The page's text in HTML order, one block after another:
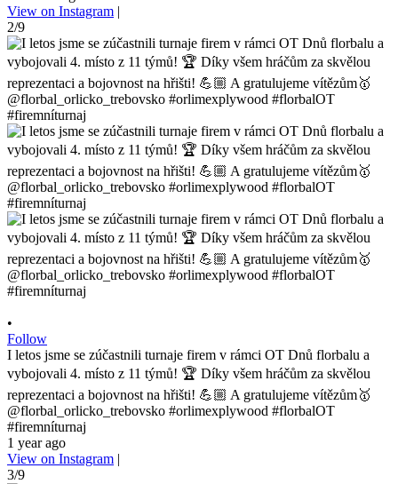
View on Instagram |
2/9
•
Follow
I letos jsme se zúčastnili turnaje firem v rámci OT Dnů florbalu a
vybojovali 4. místo z 11 týmů! 🏆 Díky všem hráčům za skvělou
reprezentaci a bojovnost na hřišti! 💪🏼 A gratulujeme vítězům🥇
@florbal_orlicko_trebovsko #orlimexplywood #florbalOT
#firemníturnaj
1 year ago
View on Instagram |
3/9